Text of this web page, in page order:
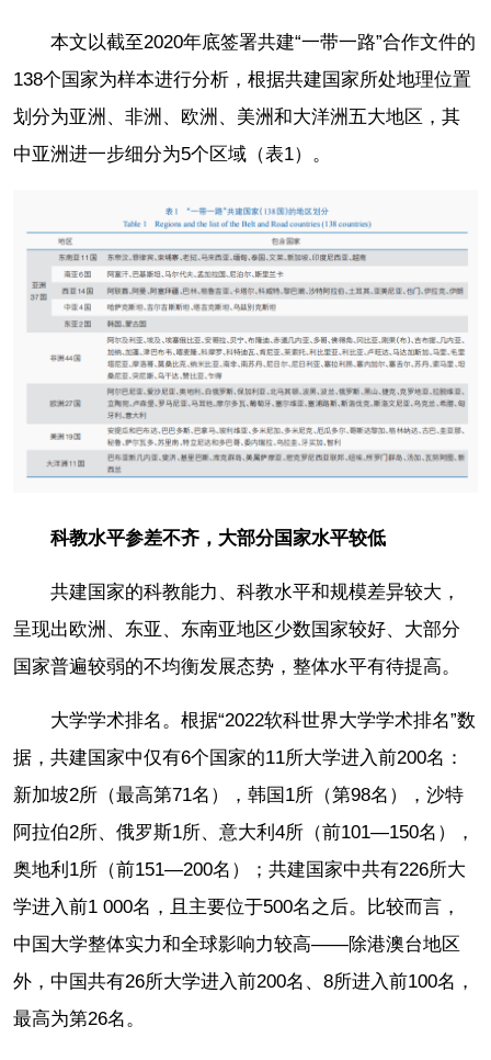
本文以截至2020年底签署共建“一带一路”合作文件的
138个国家为样本进行分析，根据共建国家所处地理位置
划分为亚洲、非洲、欧洲、美洲和大洋洲五大地区，其
中亚洲进一步细分为5个区域（表1）。
科教水平参差不齐，大部分国家水平较低
共建国家的科教能力、科教水平和规模差异较大，
呈现出欧洲、东亚、东南亚地区少数国家较好、大部分
国家普遍较弱的不均衡发展态势，整体水平有待提高。
大学学术排名。根据“2022软科世界大学学术排名”数
据，共建国家中仅有6个国家的11所大学进入前200名：
新加坡2所（最高第71名），韩国1所（第98名），沙特
阿拉伯2所、俄罗斯1所、意大利4所（前101—150名），
奥地利1所（前151—200名）；共建国家中共有226所大
学进入前1 000名，且主要位于500名之后。比较而言，
中国大学整体实力和全球影响力较高——除港澳台地区
外，中国共有26所大学进入前200名、8所进入前100名，
最高为第26名。